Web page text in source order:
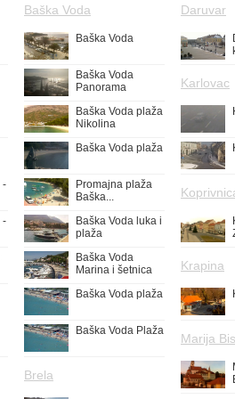
-
-
Baška Voda
Baška Voda
Baška Voda
Panorama
Baška Voda plaža
Nikolina
Baška Voda plaža
Promajna plaža
Baška...
Baška Voda luka i
plaža
Baška Voda
Marina i šetnica
Baška Voda plaža
Baška Voda Plaža
Brela
Daruvar
Karlovac
Krapina
Marija